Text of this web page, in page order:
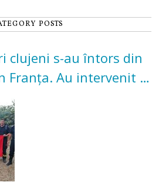
POSTS
clujeni s-au întors din
Franța. Au intervenit la
și pădure